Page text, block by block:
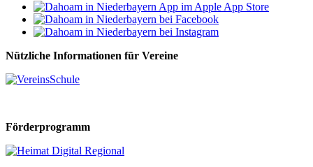
Nützliche Informationen für Vereine
Förderprogramm